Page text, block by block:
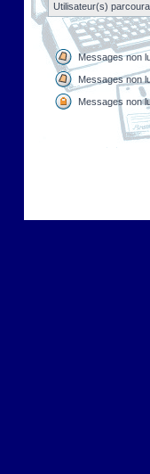
Utilisateur(s)
Messages non
Messages non
Messages non